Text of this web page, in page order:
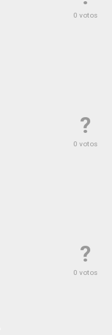
0 votos
?
0 votos
?
0 votos